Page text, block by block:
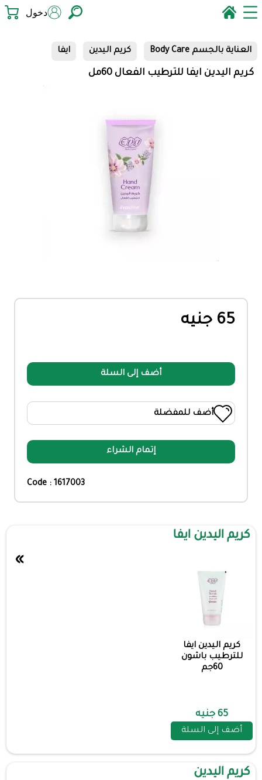
دخول
العناية بالجسم Body Care كريم اليدين ايفا
كريم اليدين ايفا للترطيب الفعال 60مل
65 جنيه
أضف إلى السلة
أضف للمفضلة
إتمام الشراء
Code : 1617003
كريم اليدين ايفا
كريم اليدين ايفا
للترطيب باشون
60جم
65 جنيه
أضف إلى السلة
»
كريم اليدين